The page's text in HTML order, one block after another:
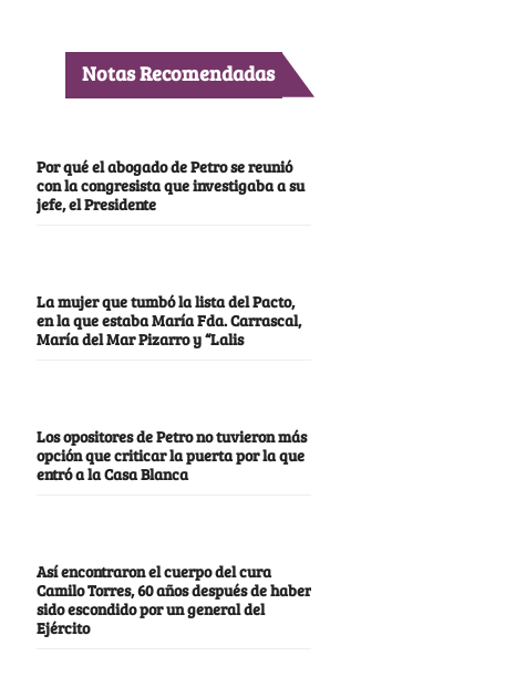
Notas Recomendadas
Por qué el abogado de Petro se reunió
con la congresista que investigaba a su
jefe, el Presidente
La mujer que tumbó la lista del Pacto,
en la que estaba María Fda. Carrascal,
María del Mar Pizarro y “Lalis
Los opositores de Petro no tuvieron más
opción que criticar la puerta por la que
entró a la Casa Blanca
Así encontraron el cuerpo del cura
Camilo Torres, 60 años después de haber
sido escondido por un general del
Ejército